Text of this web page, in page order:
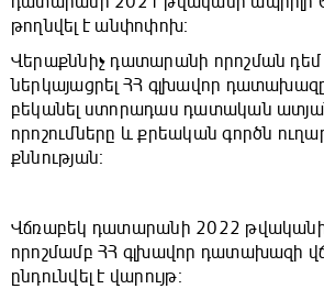
թողնվել է անփոփոխ։
Վերաքննիչ դատարանի որոշման դեմ
ներկայացրել ՀՀ գլխավոր
բեկանել ստորադաս դատական
որոշումները և քրեական գործն
քննության։
Վճռաբեկ դատարանի 2022
որոշմամբ ՀՀ գլխավոր դատախազի
ընդունվել է վարույթ։